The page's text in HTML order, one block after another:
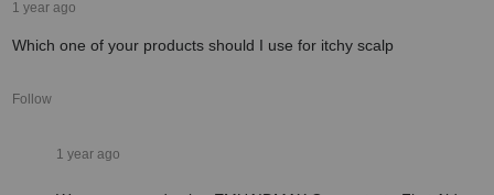
1 year ago
Which one of your products should I use for itchy scalp
Follow
1 year ago